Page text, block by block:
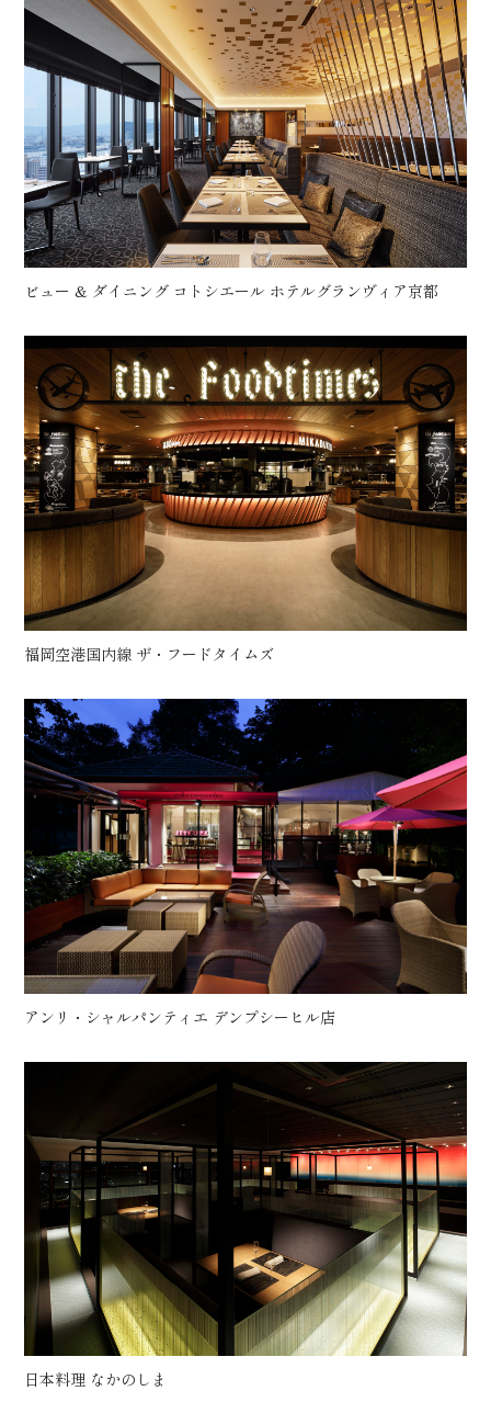
ビュー & ダイニング コトシエール ホテルグランヴィア京都
福岡空港国内線 ザ・フードタイムズ
アンリ・シャルパンティエ デンプシーヒル店
日本料理 なかのしま